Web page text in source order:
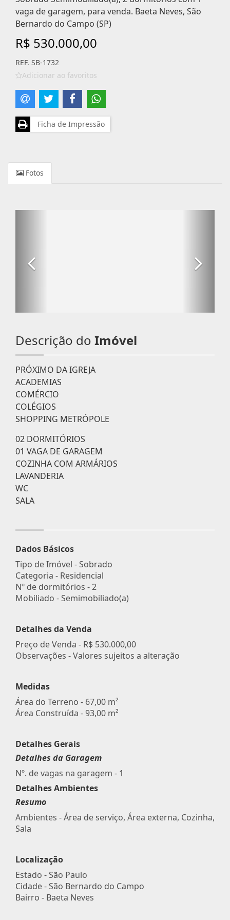
vaga de garagem, para venda. Baeta Neves, São
Bernardo do Campo (SP)
R$ 530.000,00
REF. SB-1732
Adicionar ao favoritos
Ficha de Impressão
Fotos
Descrição do Imóvel
PRÓXIMO DA IGREJA
ACADEMIAS
COMÉRCIO
COLÉGIOS
SHOPPING METRÓPOLE
02 DORMITÓRIOS
01 VAGA DE GARAGEM
COZINHA COM ARMÁRIOS
LAVANDERIA
WC
SALA
Dados Básicos
Tipo de Imóvel - Sobrado
Categoria - Residencial
Nº de dormitórios - 2
Mobiliado - Semimobiliado(a)
Detalhes da Venda
Preço de Venda - R$ 530.000,00
Observações - Valores sujeitos a alteração
Medidas
Área do Terreno - 67,00 m²
Área Construída - 93,00 m²
Detalhes Gerais
Detalhes da Garagem
Nº. de vagas na garagem - 1
Detalhes Ambientes
Resumo
Ambientes - Área de serviço, Área externa, Cozinha,
Sala
Localização
Estado -São Paulo
Cidade -São Bernardo do Campo
Bairro - Baeta Neves